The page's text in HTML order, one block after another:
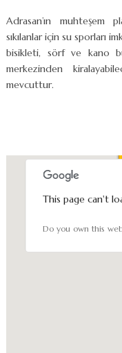
Adrasan’ın muhteşem
sıkılanlar için su sporları
bisikleti, sörf ve kano
merkezinden
mevcuttur.
This page can't
Do you own this